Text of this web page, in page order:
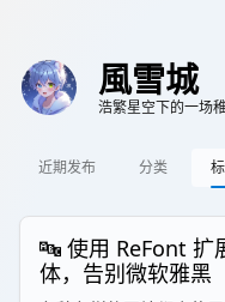
風雪城
浩繁星空下的一场
近期发布 分类
🔤 使用 ReFont 扩
体，告别微软雅黑